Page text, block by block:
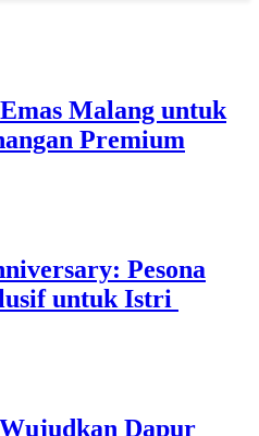
Malang untuk
Premium
Pesona
untuk Istri
Dapur